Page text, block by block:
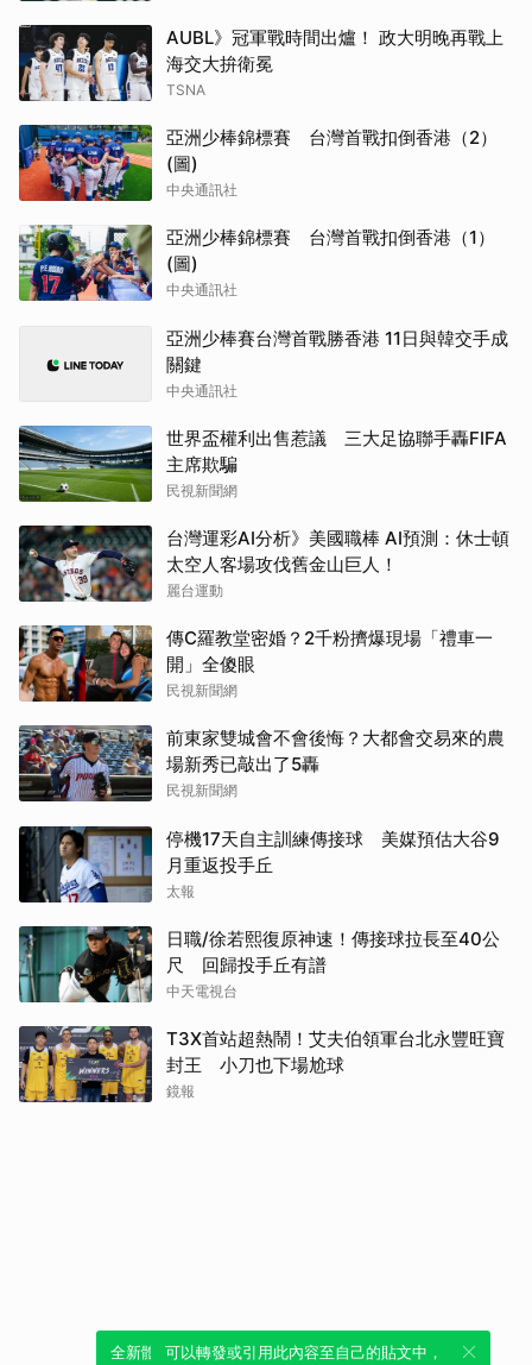
AUBL》冠軍戰時間出爐！ 政大明晚再戰上
海交大拚衛冕
TSNA
亞洲少棒錦標賽 台灣首戰扣倒香港（2）
(圖)
中央通訊社
亞洲少棒錦標賽 台灣首戰扣倒香港（1）
(圖)
中央通訊社
亞洲少棒賽台灣首戰勝香港 11日與韓交手成
關鍵
中央通訊社
世界盃權利出售惹議 三大足協聯手轟FIFA
主席欺騙
民視新聞網
台灣運彩AI分析》美國職棒 AI預測：休士頓
太空人客場攻伐舊金山巨人！
麗台運動
傳C羅教堂密婚？2千粉擠爆現場「禮車一
開」全傻眼
民視新聞網
前東家雙城會不會後悔？大都會交易來的農
場新秀已敲出了5轟
民視新聞網
停機17天自主訓練傳接球 美媒預估大谷9
月重返投手丘
太報
日職/徐若熙復原神速！傳接球拉長至40公
尺 回歸投手丘有譜
中天電視台
T3X首站超熱鬧！艾夫伯領軍台北永豐旺寶
封王 小刀也下場尬球
鏡報
全新體驗！一鍵引用此內容，透過發布貼
可以轉發或引用此內容至自己的貼文中，